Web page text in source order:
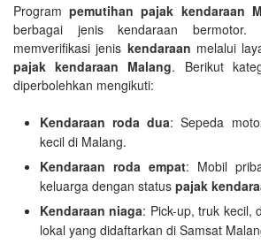
Programpemutihan pajak kendaraan
berbagai jenis kendaraan
memverifikasi jenis kendaraan melalui
pajak kendaraan Malang. Berikut
diperbolehkan mengikuti:
Kendaraan roda dua: Sepeda
kecil di Malang.
Kendaraan roda empat: Mobil
keluarga dengan status pajak
Kendaraan niaga: Pick-up, truk kecil,
lokal yang didaftarkan di Samsat